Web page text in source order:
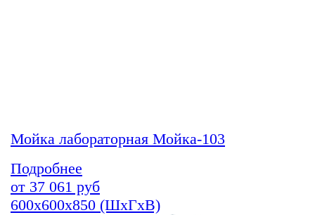
Мойка лабораторная Мойка-103
Подробнее
от 37 061 руб
600х600х850 (ШхГхВ)